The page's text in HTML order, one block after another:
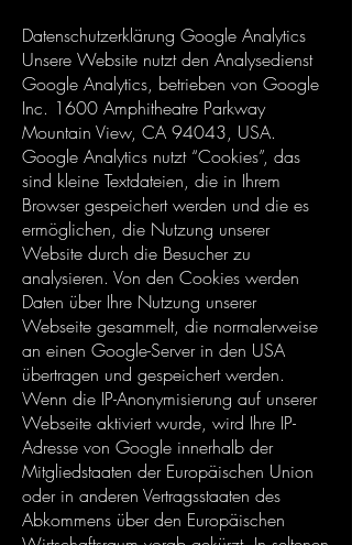
Datenschutzerklärung Google Analytics
Unsere Website nutzt den Analysedienst
Google Analytics, betrieben von Google
Inc. 1600 Amphitheatre Parkway
Mountain View, CA 94043, USA.
Google Analytics nutzt “Cookies”, das
sind kleine Textdateien, die in Ihrem
Browser gespeichert werden und die es
ermöglichen, die Nutzung unserer
Website durch die Besucher zu
analysieren. Von den Cookies werden
Daten über Ihre Nutzung unserer
Webseite gesammelt, die normalerweise
an einen Google-Server in den USA
übertragen und gespeichert werden.
Wenn die IP-Anonymisierung auf unserer
Webseite aktiviert wurde, wird Ihre IP-
Adresse von Google innerhalb der
Mitgliedstaaten der Europäischen Union
oder in anderen Vertragsstaaten des
Abkommens über den Europäischen